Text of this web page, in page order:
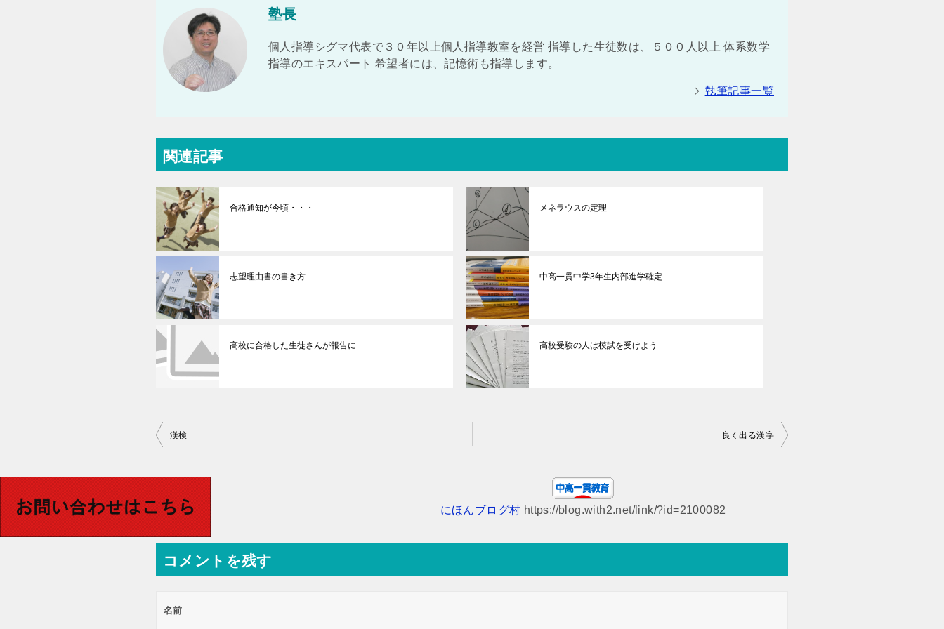
塾長
個人指導シグマ代表で３０年以上個人指導教室を経営 指導した生徒数は、５００人以上 体系数学
指導のエキスパート 希望者には、記憶術も指導します。
執筆記事一覧
関連記事
合格通知が今頃・・・ メネラウスの定理
志望理由書の書き方 中高一貫中学3年生内部進学確定
高校に合格した生徒さんが報告に 高校受験の人は模試を受けよう
投
ナ
ビ
ー
シ
ン
漢検 良く出る漢字
にほんブログ村 https://blog.with2.net/link/?id=2100082
コメントを残す
名前